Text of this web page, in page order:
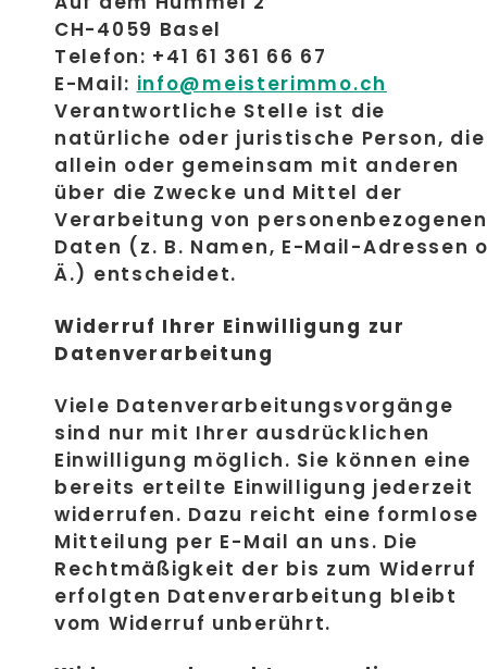
CH-4059 Basel
Telefon: +41 61 361 66 67
E-Mail: info@meisterimmo.ch
Verantwortliche Stelle ist die
natürliche oder juristische Person, die
allein oder gemeinsam mit anderen
über die Zwecke und Mittel der
Verarbeitung von personenbezogenen
Daten (z. B. Namen, E-Mail-Adressen
Ä.) entscheidet.
Widerruf Ihrer Einwilligung zur
Datenverarbeitung
Viele Datenverarbeitungsvorgänge
sind nur mit Ihrer ausdrücklichen
Einwilligung möglich. Sie können eine
bereits erteilte Einwilligung jederzeit
widerrufen. Dazu reicht eine formlose
Mitteilung per E-Mail an uns. Die
Rechtmäßigkeit der bis zum Widerruf
erfolgten Datenverarbeitung bleibt
vom Widerruf unberührt.